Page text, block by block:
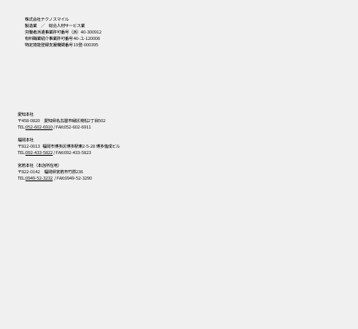
株式会社テクノスマイル
製造業 ／ 総合人材サービス業
労働者派遣事業許可番号（派）40-300912
有料職業紹介事業許可番号 40-ユ-120008
特定技能登録支援機関番号 19登-000395
愛知本社
〒458-0820 愛知県名古屋市緑区境松2丁目502
TEL:052-602-6910/ FAX:052-602-6911
福岡本社
〒812-0013 福岡市博多区博多駅東2-5-28 博多偕成ビル
TEL:092-433-5822/ FAX:092-433-5823
宮若本社（本店所在地）
〒822-0142 福岡県宮若市竹原236
TEL:0949-52-3232/ FAX:0949-52-3290